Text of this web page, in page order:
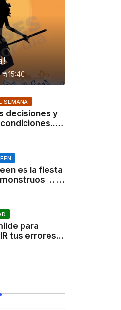
15:40
SEMANA
decisiones y
es la fiesta
… ,
es tu
para
tus errores...